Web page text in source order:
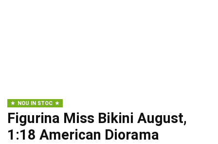
NOU IN STOC
Figurina Miss Bikini August,
1:18 American Diorama